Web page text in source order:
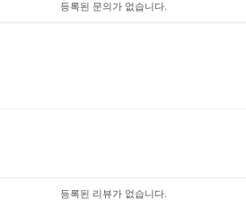
등록된 문의가 없습니다.
등록된 리뷰가 없습니다.